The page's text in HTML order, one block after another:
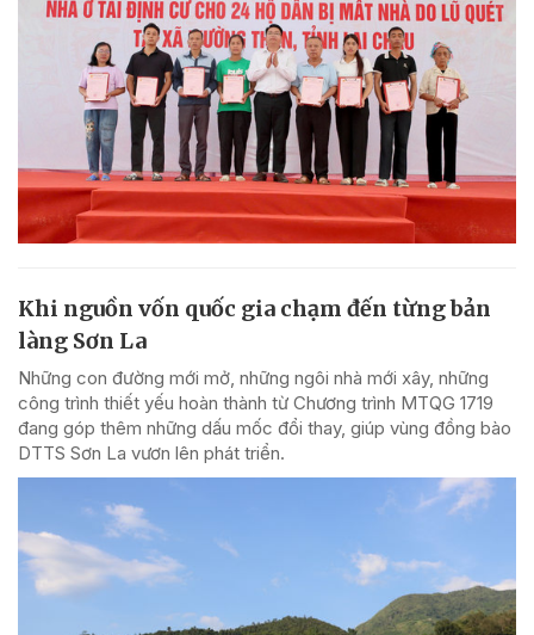
Khi nguồn vốn quốc gia chạm đến từng bản
làng Sơn La
Những con đường mới mở, những ngôi nhà mới xây, những
công trình thiết yếu hoàn thành từ Chương trình MTQG 1719
đang góp thêm những dấu mốc đổi thay, giúp vùng đồng bào
DTTS Sơn La vươn lên phát triển.